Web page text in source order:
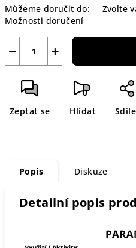
cena:
Můžeme doručit do:
Zvolte
Možnosti doručení
+
−
Zeptat se Hlídat
Popis Diskuze
Detailní popis